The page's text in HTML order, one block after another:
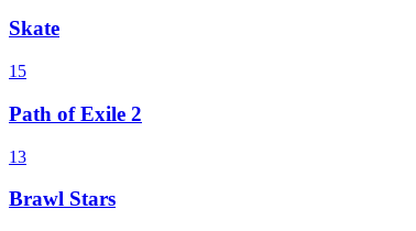
Skate
15
Path of Exile 2
13
Brawl Stars